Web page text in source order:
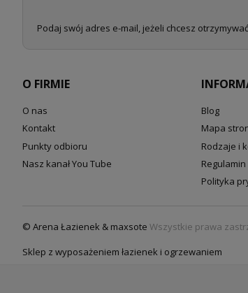
Podaj swój adres e-mail, jeżeli chcesz
O FIRMIE
O nas
Kontakt
Punkty odbioru
Nasz kanał You Tube
Blog
Mapa
Rodzaje i
Regulamin
Polityka
© Arena Łazienek & maxsote Wszystkie prawa
Sklep z wyposażeniem łazienek i ogrzewaniem